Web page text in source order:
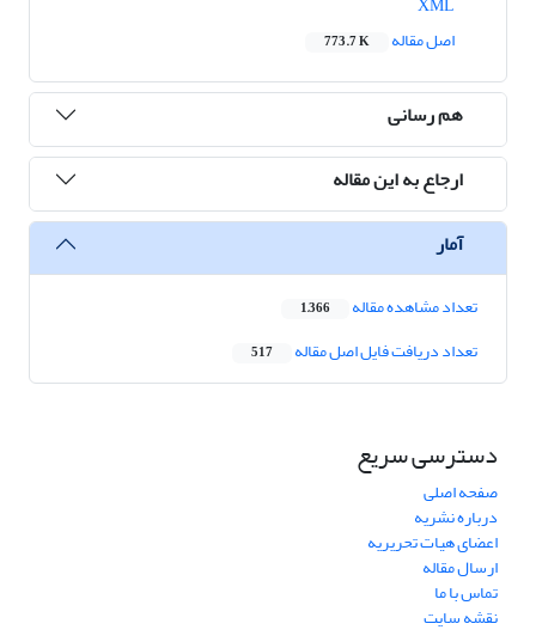
اصل مقاله
773.7 K
هم رسانی
ارجاع به این مقاله
آمار
تعداد مشاهده مقاله 1,366
تعداد دریافت فایل اصل مقاله 517
دسترسی سریع
صفحه اصلی
درباره نشریه
اعضای هیات تحریریه
ارسال مقاله
تماس با ما
نقشه سایت